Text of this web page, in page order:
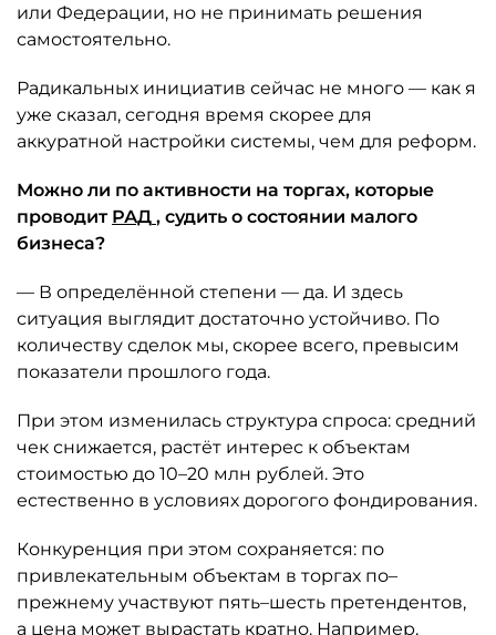
или Федерации, но не принимать решения
самостоятельно.
Радикальных инициатив сейчас не много — как я
уже сказал, сегодня время скорее для
аккуратной настройки системы, чем для реформ.
Можно ли по активности на торгах, которые
проводит РАД , судить о состоянии малого
бизнеса?
— В определённой степени — да. И здесь
ситуация выглядит достаточно устойчиво. По
количеству сделок мы, скорее всего, превысим
показатели прошлого года.
При этом изменилась структура спроса: средний
чек снижается, растёт интерес к объектам
стоимостью до 10–20 млн рублей. Это
естественно в условиях дорогого фондирования.
Конкуренция при этом сохраняется: по
привлекательным объектам в торгах по–
прежнему участвуют пять–шесть претендентов,
а цена может вырастать кратно. Например,